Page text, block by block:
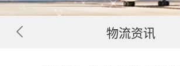
物流资讯